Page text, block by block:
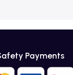
Safety Payments